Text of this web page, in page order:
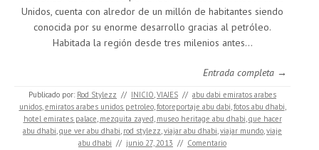
Unidos, cuenta con alredor de un millón de habitantes siendo
conocida por su enorme desarrollo gracias al petróleo.
Habitada la región desde tres milenios antes…
Entrada completa →
Publicado por: Rod Stylezz // INICIO,VIAJES // abu dabi emiratos arabes
unidos,emiratos arabes unidos petroleo,fotoreportaje abu dabi,fotos abu dhabi,
hotel emirates palace, mezquita zayed, museo heritage abu dhabi,que hacer
abu dhabi,que ver abu dhabi, rod stylezz,viajar abu dhabi,viajar mundo,viaje
abu dhabi // junio 27, 2013 // Comentario